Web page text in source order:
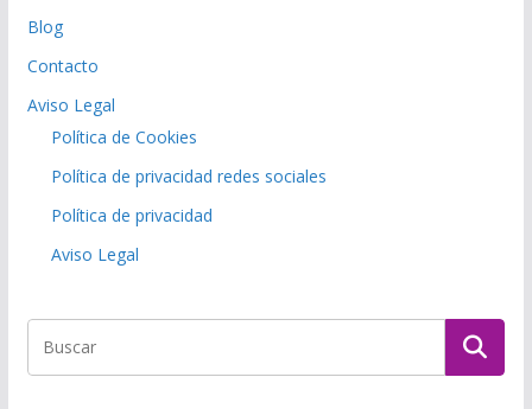
Blog
Contacto
Aviso Legal
Política de Cookies
Política de privacidad redes sociales
Política de privacidad
Aviso Legal